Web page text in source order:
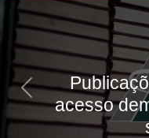
acesso
Anterior